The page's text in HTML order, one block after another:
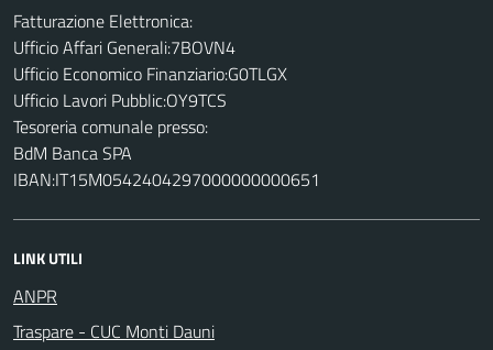
Fatturazione Elettronica:
Ufficio Affari Generali:7BOVN4
Ufficio Economico Finanziario:G0TLGX
Ufficio Lavori Pubblic:OY9TCS
Tesoreria comunale presso:
BdM Banca SPA
IBAN:IT15M0542404297000000000651
LINK UTILI
ANPR
Traspare - CUC Monti Dauni